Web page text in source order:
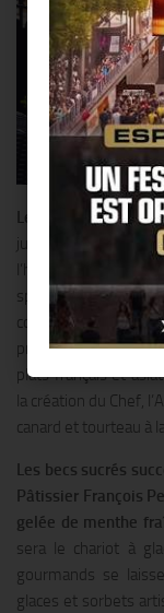
Le Shangri-La Hotel
juin avec La 8 Iéna,
spécialement
comblera les
printanières comme
plats français et
la création du Chef,
canard et tourteau à
Les becs sucrés
Pâtissier François
gelée de menthe
sera le chariot à
gourmands se
glaces et sorbets